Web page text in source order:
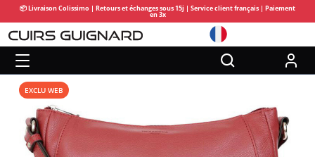
📦 Livraison Colissimo | Retours et échanges sous 15j | Service client français | Paiement
en 3x
EXCLU WEB